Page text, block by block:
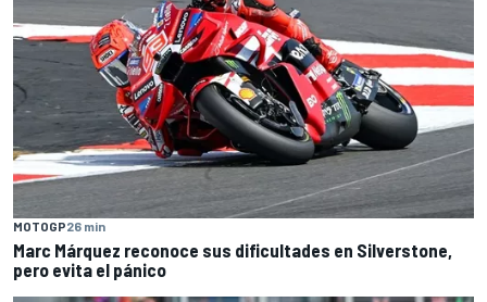
MOTOGP26 min
Marc Márquez reconoce sus dificultades en Silverstone,
pero evita el pánico